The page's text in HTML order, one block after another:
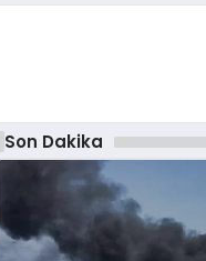
Son Dakika